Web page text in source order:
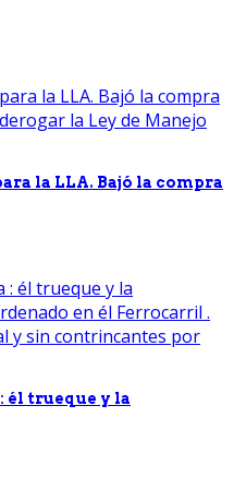
la LLA. Bajó la compra
él trueque y la